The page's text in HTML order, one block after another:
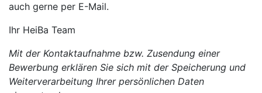
auch gerne per E-Mail.
Ihr HeiBa Team
Mit der Kontaktaufnahme bzw. Zusendung einer
Bewerbung erklären Sie sich mit der Speicherung und
Weiterverarbeitung Ihrer persönlichen Daten